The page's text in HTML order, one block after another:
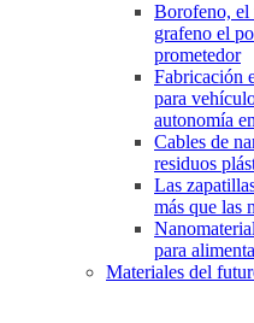
Borofeno, el
grafeno el
prometedor
Fabricación
para
autonomía
Cables de
residuos
Las
más que las
para
Materiales del